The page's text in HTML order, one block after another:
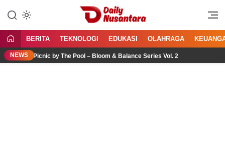
konten
Daily Nusantara
Menyajikan Fakta, Menginspirasi
BERITA TEKNOLOGI EDUKASI OLAHRAGA
NEWS
Picnic by The Pool – Bloom & Balance Series Vol. 2